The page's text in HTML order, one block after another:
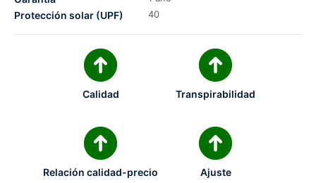
Protección solar (UPF) 40
Calidad Transpirabilidad
Relación calidad-precio Ajuste